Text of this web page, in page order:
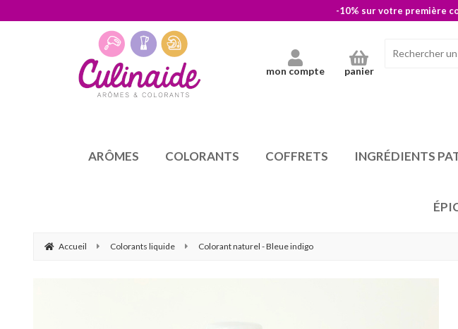
-10% sur votre première
mon compte panier
ARÔMES COLORANTS COFFRETS INGRÉDIENTS
Accueil Colorants liquide Colorant naturel - Bleue indigo